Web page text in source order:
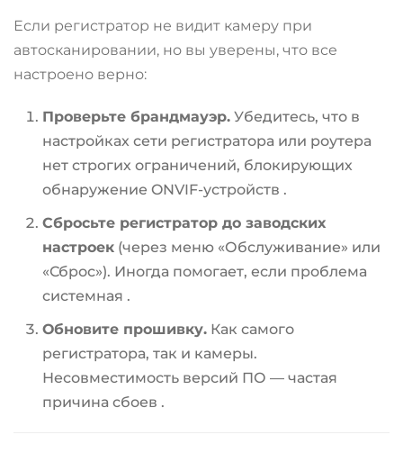
Если регистратор не видит камеру при
автосканировании, но вы уверены, что все
настроено верно:
Проверьте брандмауэр. Убедитесь, что в
настройках сети регистратора или роутера
нет строгих ограничений, блокирующих
обнаружение ONVIF-устройств .
Сбросьте регистратор до заводских
настроек (через меню «Обслуживание» или
«Сброс»). Иногда помогает, если проблема
системная .
Обновите прошивку. Как самого
регистратора, так и камеры.
Несовместимость версий ПО — частая
причина сбоев .